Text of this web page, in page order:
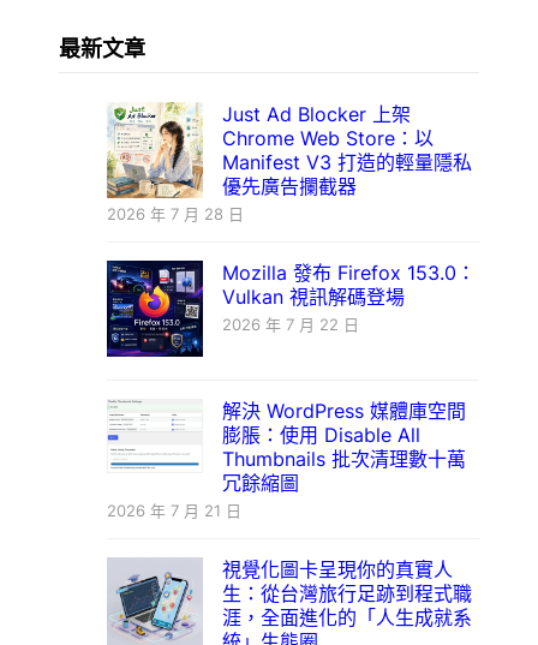
最新文章
Just Ad Blocker 上架
Chrome Web Store：以
Manifest V3 打造的輕量隱私
優先廣告攔截器
2026 年 7 月 28 日
Mozilla 發布 Firefox 153.0：
Vulkan 視訊解碼登場
2026 年 7 月 22 日
解決 WordPress 媒體庫空間
膨脹：使用 Disable All
Thumbnails 批次清理數十萬
冗餘縮圖
2026 年 7 月 21 日
視覺化圖卡呈現你的真實人
生：從台灣旅行足跡到程式職
涯，全面進化的「人生成就系